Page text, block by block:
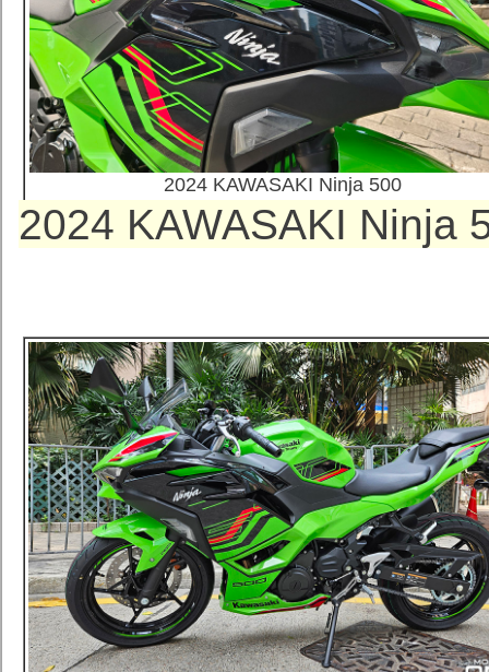
2024 KAWASAKI Ninja 500
2024 KAWASAKI Ninja